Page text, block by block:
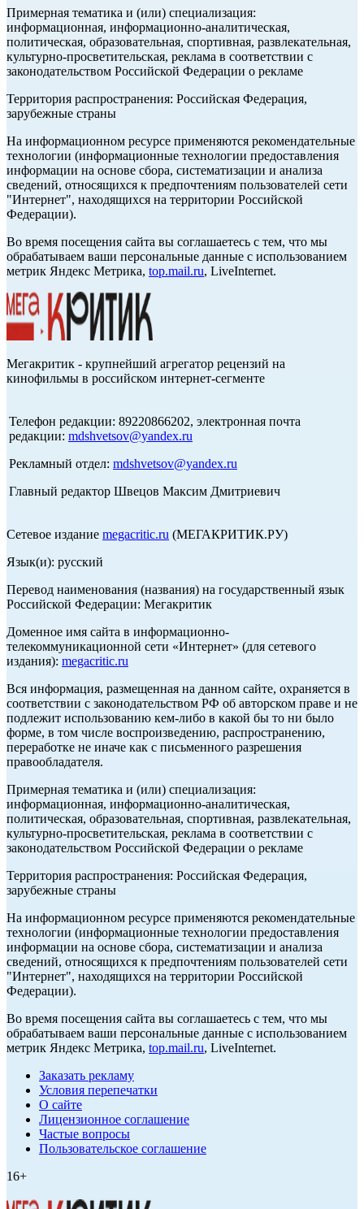
Примерная тематика и (или) специализация:
информационная, информационно-аналитическая,
политическая, образовательная, спортивная, развлекательная,
культурно-просветительская, реклама в соответствии с
законодательством Российской Федерации о рекламе
Территория распространения: Российская Федерация,
зарубежные страны
На информационном ресурсе применяются рекомендательные
технологии (информационные технологии предоставления
информации на основе сбора, систематизации и анализа
сведений, относящихся к предпочтениям пользователей сети
"Интернет", находящихся на территории Российской
Федерации).
Во время посещения сайта вы соглашаетесь с тем, что мы
обрабатываем ваши персональные данные с использованием
метрик Яндекс Метрика, top.mail.ru, LiveInternet.
Мегакритик - крупнейший агрегатор рецензий на
кинофильмы в российском интернет-сегменте
Телефон редакции: 89220866202, электронная почта
редакции: mdshvetsov@yandex.ru
Рекламный отдел: mdshvetsov@yandex.ru
Главный редактор Швецов Максим Дмитриевич
Сетевое издание megacritic.ru (МЕГАКРИТИК.РУ)
Язык(и): русский
Перевод наименования (названия) на государственный язык
Российской Федерации: Мегакритик
Доменное имя сайта в информационно-
телекоммуникационной сети «Интернет» (для сетевого
издания): megacritic.ru
Вся информация, размещенная на данном сайте, охраняется в
соответствии с законодательством РФ об авторском праве и не
подлежит использованию кем-либо в какой бы то ни было
форме, в том числе воспроизведению, распространению,
переработке не иначе как с письменного разрешения
правообладателя.
Примерная тематика и (или) специализация:
информационная, информационно-аналитическая,
политическая, образовательная, спортивная, развлекательная,
культурно-просветительская, реклама в соответствии с
законодательством Российской Федерации о рекламе
Территория распространения: Российская Федерация,
зарубежные страны
На информационном ресурсе применяются рекомендательные
технологии (информационные технологии предоставления
информации на основе сбора, систематизации и анализа
сведений, относящихся к предпочтениям пользователей сети
"Интернет", находящихся на территории Российской
Федерации).
Во время посещения сайта вы соглашаетесь с тем, что мы
обрабатываем ваши персональные данные с использованием
метрик Яндекс Метрика, top.mail.ru, LiveInternet.
Заказать рекламу
Условия перепечатки
О сайте
Лицензионное соглашение
Частые вопросы
Пользовательское соглашение
16+